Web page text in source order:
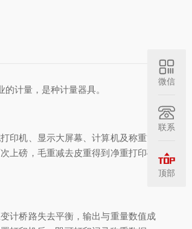
计量，是种计量器具。
印机、显示大屏幕、计算机及称重管
上磅，毛重减去皮重得到净重打印磅
计桥路失去平衡，输出与重量数值成
微信
联系
顶部